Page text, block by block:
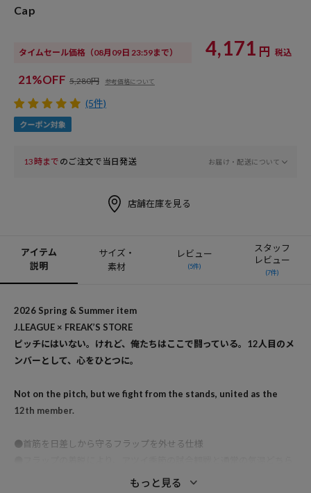
Cap
タイムセール価格 （08月09日 23:59まで） 4,171 円 税込
21%OFF 5,280円 参考価格について
(5件)
13時まで のご注文で当日発送 お届け・配送について
店舗在庫を見る
アイテム
説明
サイズ・
素材
レビュー
(5件)
スタッフ
レビュー
(7件)
2026 Spring & Summer item
J.LEAGUE × FREAK’S STORE
ピッチにはいない。けれど、俺たちはここで闘っている。12人目のメ
ンバーとして、心をひとつに。
Not on the pitch, but we fight from the stands, united as the
12th member.
●首筋を日差しから守るフラップを外せる仕様
もっと見る